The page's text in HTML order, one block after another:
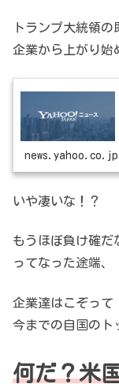
トランプ大統領
企業から上がり始
news.yahoo.co.jp
いや凄いな！？
もうほぼ負け確だ
ってなった途端、
企業達はこぞって
今までの自国のト
何だ？米